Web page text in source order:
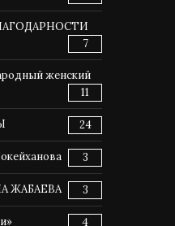
7
женский
11
24
3
ЖАБАЕВА 3
4